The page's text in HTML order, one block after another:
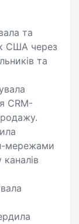
та
США через
та
CRM-
мережами